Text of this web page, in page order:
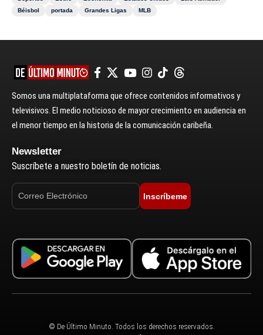
Béisbol
portada Grandes Ligas MLB
Somos una multiplataforma que ofrece contenidos informativos y
televisivos. El medio noticioso de mayor crecimiento en audiencia en
el menor tiempo en la historia de la comunicación caribeña.
Newsletter
Suscríbete a nuestro boletín de noticias.
Inscríbeme
© De Último Minuto. Todos los derechos reservados.